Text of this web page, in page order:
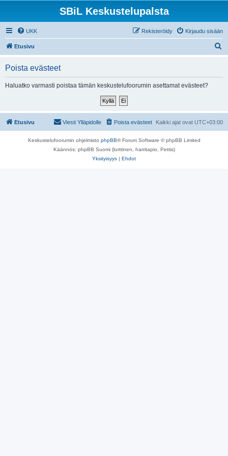
SBiL Keskustelupalsta
UKK Kirjaudu sisään
Rekisteröidy
Etusivu
Poista evästeet
Haluatko varmasti poistaa tämän keskustelufoorumin asettamat evästeet?
Etusivu Kaikki ajat ovat UTC+03:00
Poista evästeet
Viesti Ylläpidolle
Keskustelufoorumin ohjelmisto phpBB® Forum Software © phpBB Limited
Käännös: phpBB Suomi (lurttinen, harritapio, Pettis)
Yksityisyys | Ehdot